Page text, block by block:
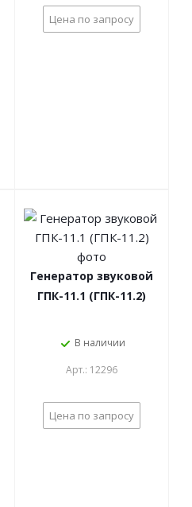
Цена по запросу
Генератор звуковой
ГПК-11.1 (ГПК-11.2)
В наличии
Арт.: 12296
Цена по запросу